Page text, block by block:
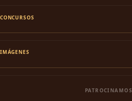
CONCURSOS
IMÁGENES
PATROCINAMOS